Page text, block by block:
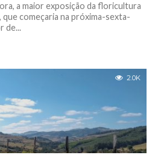
a maior exposição da floricultura
que começaria na próxima-sexta-
de...
2.0K